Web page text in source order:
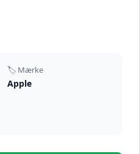
🏷️ Mærke
Apple